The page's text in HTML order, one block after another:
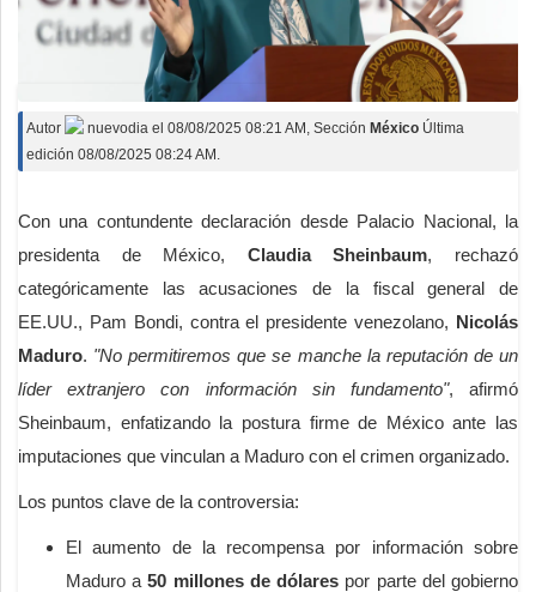
Autor nuevodia el 08/08/2025 08:21 AM , Sección México Última
edición 08/08/2025 08:24 AM.
Con una contundente declaración desde Palacio Nacional, la
presidenta de México, Claudia Sheinbaum, rechazó
categóricamente las acusaciones de la fiscal general de
EE.UU., Pam Bondi, contra el presidente venezolano, Nicolás
Maduro. "No permitiremos que se manche la reputación de un
líder extranjero con información sin fundamento", afirmó
Sheinbaum, enfatizando la postura firme de México ante las
imputaciones que vinculan a Maduro con el crimen organizado.
Los puntos clave de la controversia:
El aumento de la recompensa por información sobre
Maduro a50 millones de dólares por parte del gobierno